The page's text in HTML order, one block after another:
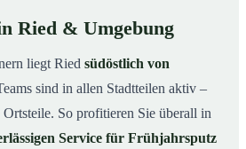
Ried & Umgebung
liegt Ried südöstlich von
sind in allen Stadtteilen aktiv –
So profitieren Sie überall in
Service für Frühjahrsputz